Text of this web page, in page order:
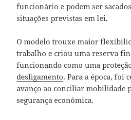
funcionário e podem ser
situações previstas em lei.
O modelo trouxe maior
trabalho e criou uma reserva
funcionando como uma
desligamento. Para a época, foi
avanço ao conciliar mobilidade
segurança econômica.